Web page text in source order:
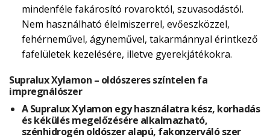
mindenféle fakárosító rovaroktól, szuvasodástól.
Nem használható élelmiszerrel, evőeszközzel,
fehérneművel, ágyneművel, takarmánnyal érintkező
fafelületek kezelésére, illetve gyerekjátékokra.
Supralux Xylamon – oldószeres színtelen fa
impregnálószer
A Supralux Xylamon egy használatra kész, korhadás
és kékülés megelőzésére alkalmazható,
szénhidrogén oldószer alapú, fakonzerváló szer